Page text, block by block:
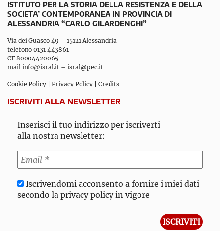
ISTITUTO PER LA STORIA DELLA RESISTENZA E DELLA
SOCIETA’ CONTEMPORANEA IN PROVINCIA DI
ALESSANDRIA “CARLO GILARDENGHI”
Via dei Guasco 49 – 15121 Alessandria
telefono 0131 443861
CF 80004420065
mail info@isral.it – isral@pec.it
Cookie Policy Privacy Policy Credits
ISCRIVITI ALLA NEWSLETTER
Inserisci il tuo indirizzo per iscriverti
alla nostra newsletter:
Iscrivendomi acconsento a fornire i miei dati
secondo la privacy policy in vigore